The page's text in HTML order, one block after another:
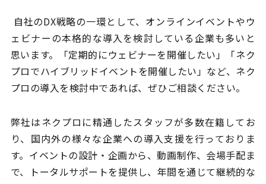
自社のDX戦略の一環として、オンラインイベントやウ
ェビナーの本格的な導入を検討している企業も多いと
思います。「定期的にウェビナーを開催したい」「ネク
プロでハイブリッドイベントを開催したい」など、ネク
プロの導入を検討中であれば、ぜひご相談ください。
弊社はネクプロに精通したスタッフが多数在籍してお
り、国内外の様々な企業への導入支援を行っておりま
す。イベントの設計・企画から、動画制作、会場手配ま
で、トータルサポートを提供し、年間を通じて継続的な